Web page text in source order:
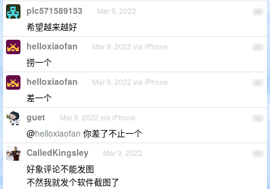
89
plc571589153 Mar 9, 2022
希望越来越好
90
helloxiaofan Mar 9, 2022 via iPhone
捞一个
91
helloxiaofan Mar 9, 2022 via iPhone
差一个
92
guet Mar 9, 2022 via iPhone
@helloxiaofan 你差了不止一个
93
CalledKingsley Mar 9, 2022
好象评论不能发图
不然我就发个软件截图了